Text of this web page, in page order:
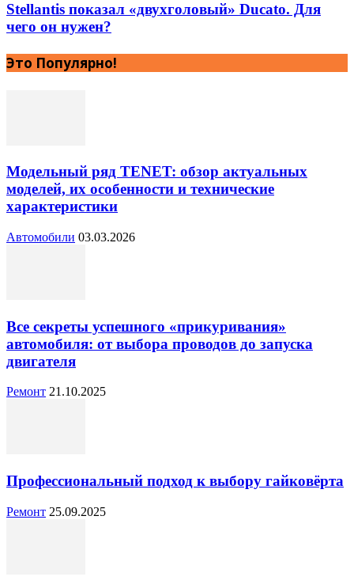
Stellantis показал «двухголовый» Ducato. Для
чего он нужен?
Это Популярно!
Модельный ряд TENET: обзор актуальных
моделей, их особенности и технические
характеристики
Автомобили 03.03.2026
Все секреты успешного «прикуривания»
автомобиля: от выбора проводов до запуска
двигателя
Ремонт 21.10.2025
Профессиональный подход к выбору гайковёрта
Ремонт 25.09.2025